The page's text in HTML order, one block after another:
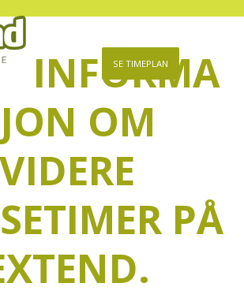
SE TIMEPLAN
INFORMA
OM
VIDERE
PÅ